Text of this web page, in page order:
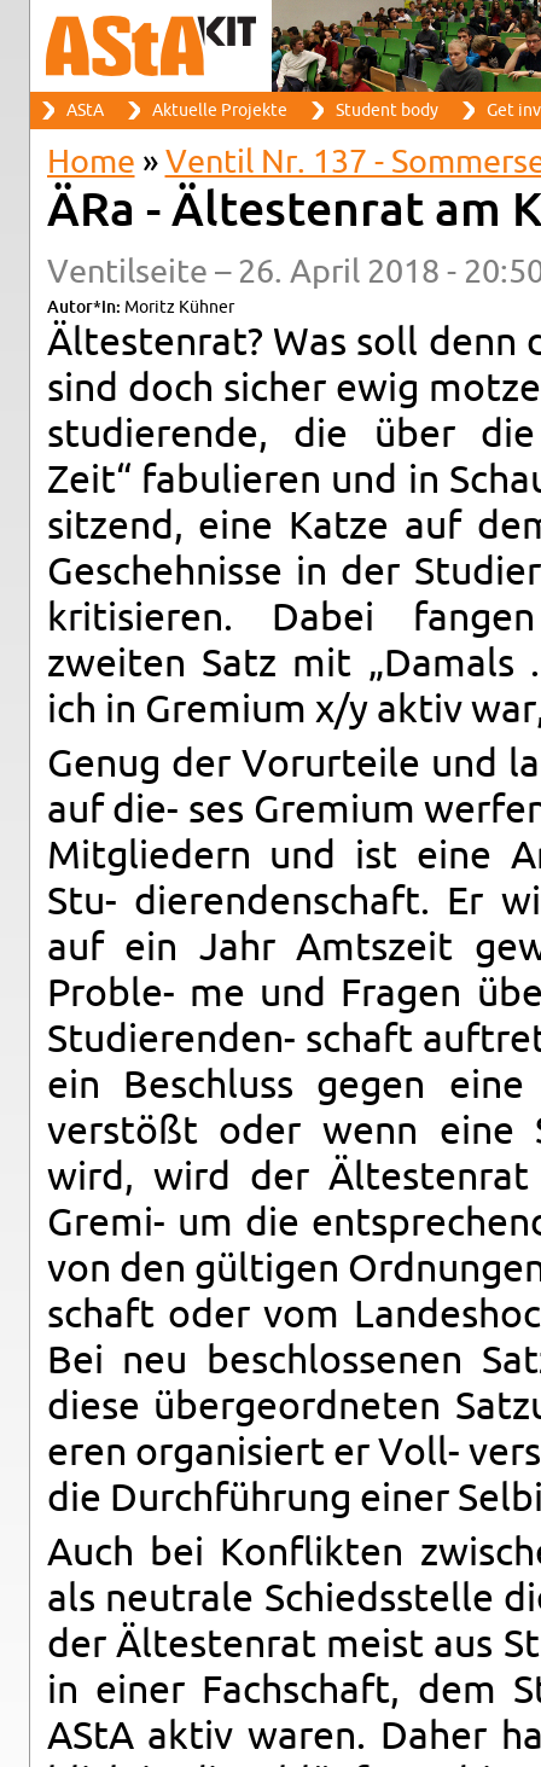
Search form
Search
Main menu
AStA Ak­tuelle Pro­jekte Stu­dent body Get
You are here
Home » Ven­til Nr. 137 -
ÄRa - Ältesten­rat am
Ven­til­seite – 26. April 2018 -
Autor*in: Moritz Kühner
Ältesten­rat? Was soll denn
sind doch sicher ewig
studierende, die über
Zeit“ fab­u­lieren und in
sitzend, eine Katze auf
Geschehnisse in der
kri­tisieren. Dabei
zweiten Satz mit „Damals
ich in Gremium x/y aktiv
Genug der Vorurteile und
auf die- ses Gremium
Mit­gliedern und ist eine
Stu- dieren­den­schaft. Er
auf ein Jahr Amt­szeit
Proble- me und Fra­gen
Studieren­den- schaft
ein Beschluss gegen
verstößt oder wenn eine
wird, wird der Ältesten­rat
Gremi- um die
von den gülti­gen
schaft oder vom
Bei neu beschlosse­nen
diese überge­ord­neten
eren or­gan­isiert er Voll-
die Durchführung einer
Auch bei Kon­flik­ten
als neu­trale Schiedsstelle
der Ältesten­rat meist aus
in einer Fach­schaft, dem
AStA aktiv waren. Daher